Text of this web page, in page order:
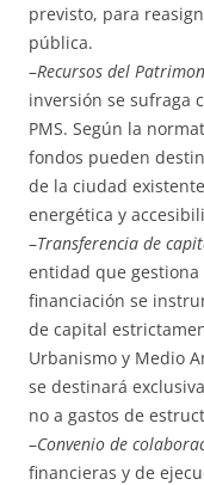
previsto, para
pública.
–Recursos del
inversión se sufraga
PMS. Según la
fondos pueden
de la ciudad
energética y
–Transferencia de
entidad que
financiación se
de capital
Urbanismo y Medio
se destinará
no a gastos de
–Convenio de
financieras y de